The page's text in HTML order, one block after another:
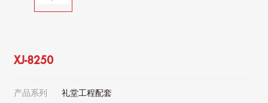
XJ-8250
产品系列 礼堂工程配套